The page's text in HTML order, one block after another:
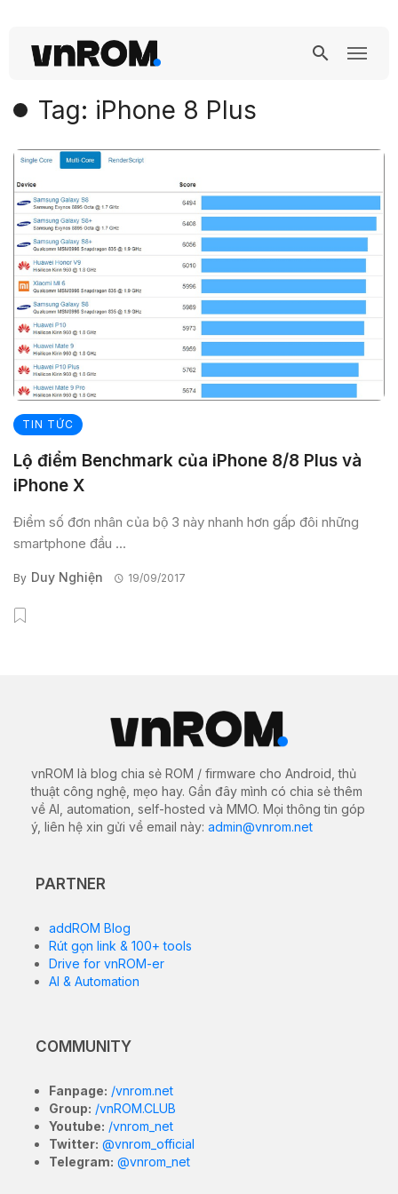
Tag: iPhone 8 Plus
TIN TỨC
Lộ điểm Benchmark của iPhone 8/8 Plus và
iPhone X
Điểm số đơn nhân của bộ 3 này nhanh hơn gấp đôi những
smartphone đầu ...
By Duy Nghiện 19/09/2017
vnROM là blog chia sẻ ROM / firmware cho Android, thủ
thuật công nghệ, mẹo hay. Gần đây mình có chia sẻ thêm
về AI, automation, self-hosted và MMO. Mọi thông tin góp
ý, liên hệ xin gửi về email này: admin@vnrom.net
PARTNER
addROM Blog
Rút gọn link & 100+ tools
Drive for vnROM-er
AI & Automation
COMMUNITY
Fanpage: /vnrom.net
Group: /vnROM.CLUB
Youtube: /vnrom_net
Twitter: @vnrom_official
Telegram: @vnrom_net